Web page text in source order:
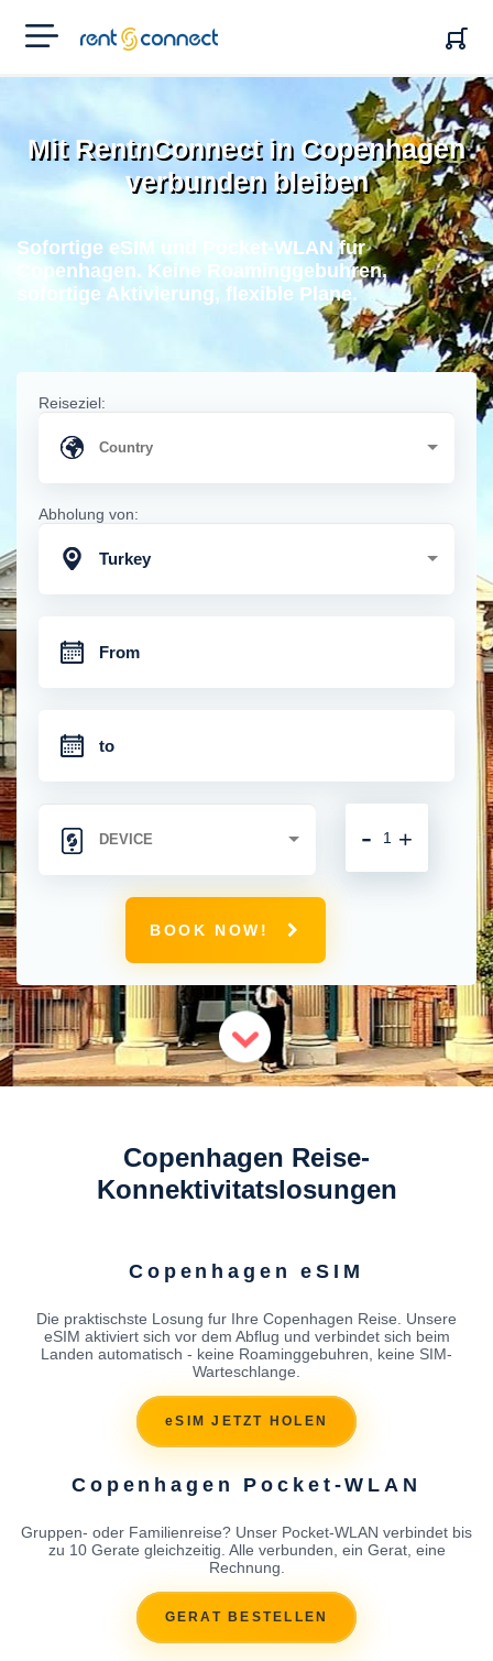
RENT'N
CONNECT
Mit RentnConnect in Copenhagen
verbunden bleiben
Sofortige eSIM und Pocket-WLAN fur
Copenhagen. Keine Roaminggebuhren,
sofortige Aktivierung, flexible Plane.
Reiseziel:
Abholung von:
Turkey
+
-
BOOK NOW!
Copenhagen Reise-
Konnektivitatslosungen
Copenhagen eSIM
Die praktischste Losung fur Ihre Copenhagen Reise. Unsere
eSIM aktiviert sich vor dem Abflug und verbindet sich beim
Landen automatisch - keine Roaminggebuhren, keine SIM-
Warteschlange.
eSIM JETZT HOLEN
Copenhagen Pocket-WLAN
Gruppen- oder Familienreise? Unser Pocket-WLAN verbindet bis
zu 10 Gerate gleichzeitig. Alle verbunden, ein Gerat, eine
Rechnung.
GERAT BESTELLEN